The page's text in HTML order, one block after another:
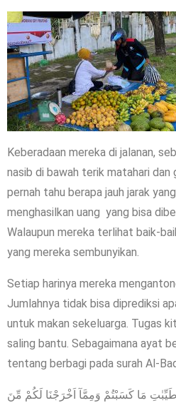
Keberadaan mereka di jalanan,
nasib di bawah terik matahari dan
pernah tahu berapa jauh jarak
menghasilkan uang yang bisa
Walaupun mereka terlihat baik-
yang mereka sembunyikan.
Setiap harinya mereka
Jumlahnya tidak bisa diprediksi
untuk makan sekeluarga. Tugas
saling bantu. Sebagaimana ayat
tentang berbagi pada surah Al-
طَيِّبٰتِ مَا كَسَبْتُمْ وَمِمَّآ اَخْرَجْنَا لَكُمْ مِّنَ